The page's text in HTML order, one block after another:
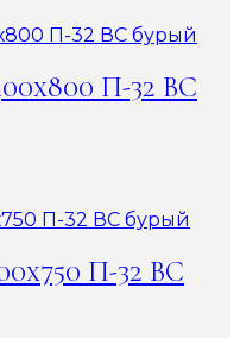
П-32 ВС
П-32 ВС